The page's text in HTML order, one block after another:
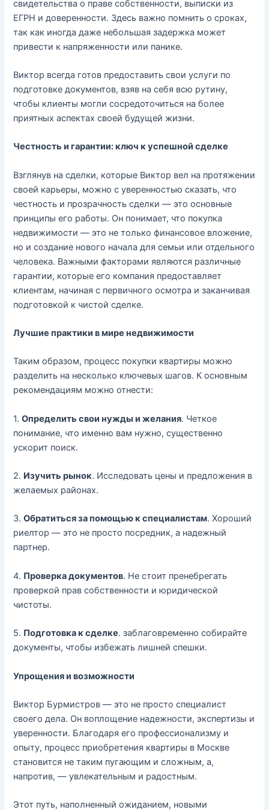
свидетельства о праве собственности, выписки из
ЕГРН и доверенности. Здесь важно помнить о сроках,
так как иногда даже небольшая задержка может
привести к напряженности или панике.
Виктор всегда готов предоставить свои услуги по
подготовке документов, взяв на себя всю рутину,
чтобы клиенты могли сосредоточиться на более
приятных аспектах своей будущей жизни.
Честность и гарантии: ключ к успешной сделке
Взглянув на сделки, которые Виктор вел на протяжении
своей карьеры, можно с уверенностью сказать, что
честность и прозрачность сделки — это основные
принципы его работы. Он понимает, что покупка
недвижимости — это не только финансовое вложение,
но и создание нового начала для семьи или отдельного
человека. Важными факторами являются различные
гарантии, которые его компания предоставляет
клиентам, начиная с первичного осмотра и заканчивая
подготовкой к чистой сделке.
Лучшие практики в мире недвижимости
Таким образом, процесс покупки квартиры можно
разделить на несколько ключевых шагов. К основным
рекомендациям можно отнести:
1.Определить свои нужды и желания. Четкое
понимание, что именно вам нужно, существенно
ускорит поиск.
2. Изучить рынок. Исследовать цены и предложения в
желаемых районах.
3.Обратиться за помощью к специалистам. Хороший
риелтор — это не просто посредник, а надежный
партнер.
4. Проверка документов. Не стоит пренебрегать
проверкой прав собственности и юридической
чистоты.
5. Подготовка к сделке. заблаговременно собирайте
документы, чтобы избежать лишней спешки.
Упрощения и возможности
Виктор Бурмистров — это не просто специалист
своего дела. Он воплощение надежности, экспертизы и
уверенности. Благодаря его профессионализму и
опыту, процесс приобретения квартиры в Москве
становится не таким пугающим и сложным, а,
напротив, — увлекательным и радостным.
Этот путь, наполненный ожиданием, новыми